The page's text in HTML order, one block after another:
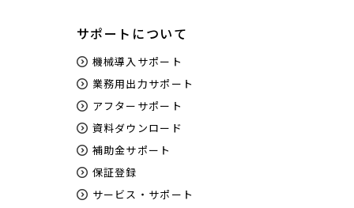
サポートについて
機械導入サポート
業務用出力サポート
アフターサポート
資料ダウンロード
補助金サポート
保証登録
サービス・サポート